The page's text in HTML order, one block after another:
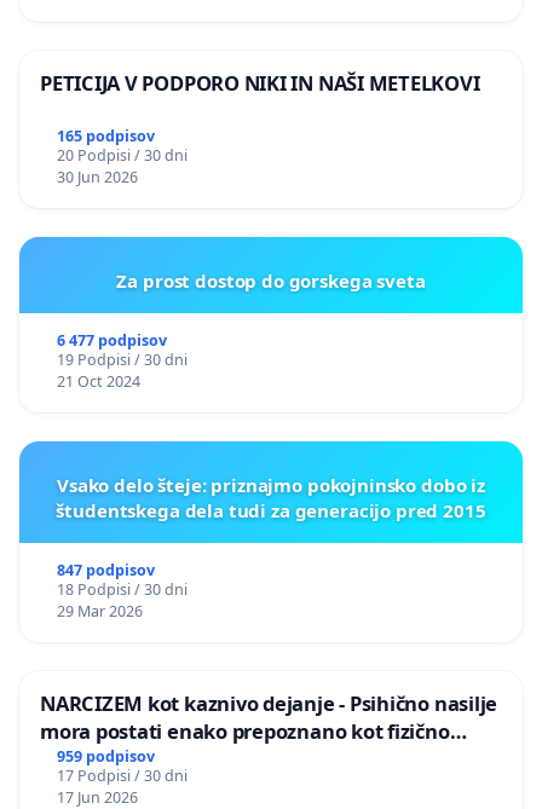
PETICIJA V PODPORO NIKI IN NAŠI METELKOVI
165 podpisov
20 Podpisi / 30 dni
30 Jun 2026
Za prost dostop do gorskega sveta
6 477 podpisov
19 Podpisi / 30 dni
21 Oct 2024
Vsako delo šteje: priznajmo pokojninsko dobo iz
študentskega dela tudi za generacijo pred 2015
847 podpisov
18 Podpisi / 30 dni
29 Mar 2026
NARCIZEM kot kaznivo dejanje - Psihično nasilje
mora postati enako prepoznano kot fizično
nasilje
959 podpisov
17 Podpisi / 30 dni
17 Jun 2026